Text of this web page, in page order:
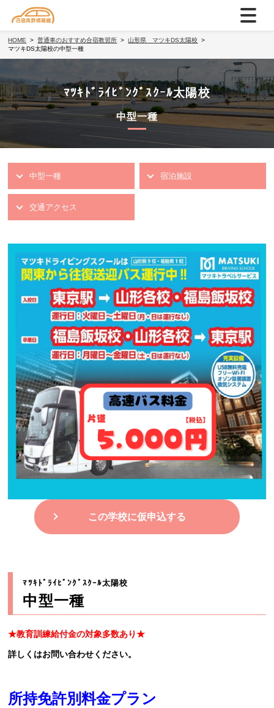
HOME 普通車のおすすめ合宿教習所
山形県 マツキDS太陽校
マツキDS太陽校の中型一種
ﾏﾂｷﾄﾞﾗｲﾋﾞﾝｸﾞｽｸｰﾙ太陽校
中型一種
中型一種 宿泊施設
交通アクセス
この学校に仮申込する
ﾏﾂｷﾄﾞﾗｲﾋﾞﾝｸﾞｽｸｰﾙ太陽校
中型一種
★教育訓練給付金の対象多数あり★
詳しくはお問い合わせください。
所持免許別料金プラン